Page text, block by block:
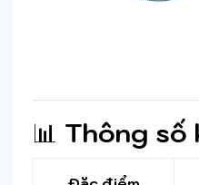
📊 Thông số